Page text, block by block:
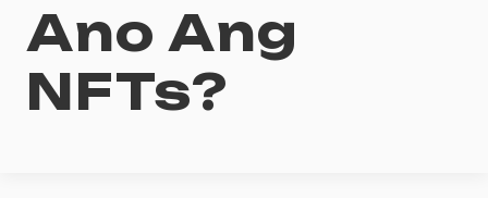
Ano Ang
NFTs?